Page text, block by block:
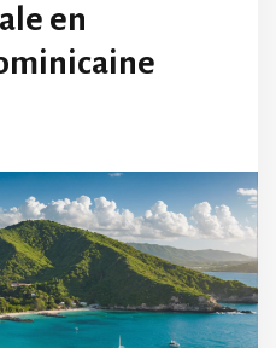
en